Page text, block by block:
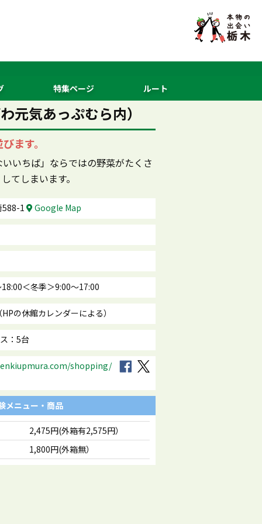
特集ページ ルート
気あっぷむら内）
ます。
いちば」ならではの野菜がたくさ
てしまいます。
588-1 Google Map
＜冬季＞9:00～17:00
の休館カレンダーによる）
：5台
shopping/
メニュー・商品
2,475円(外箱有2,575円）
1,800円(外箱無）